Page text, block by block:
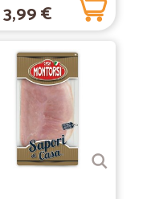
sito. Prodotti arrivati dopo
vi fossero tre
panettoni. Prezzi nella
3,99 €